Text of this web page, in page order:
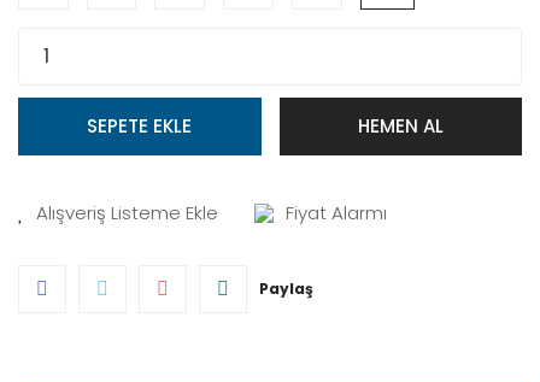
SEPETE EKLE HEMEN AL
Fiyat Alarmı
Paylaş